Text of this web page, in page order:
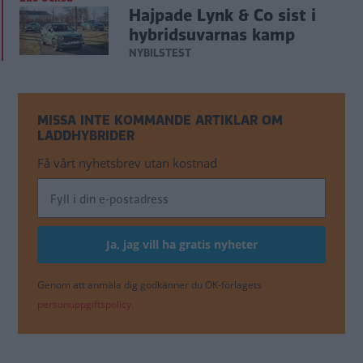
Hajpade Lynk & Co sist i
hybridsuvarnas kamp
NYBILSTEST
MISSA INTE KOMMANDE ARTIKLAR OM
LADDHYBRIDER
Få vårt nyhetsbrev utan kostnad
Genom att anmäla dig godkänner du OK-förlagets
personuppgiftspolicy.